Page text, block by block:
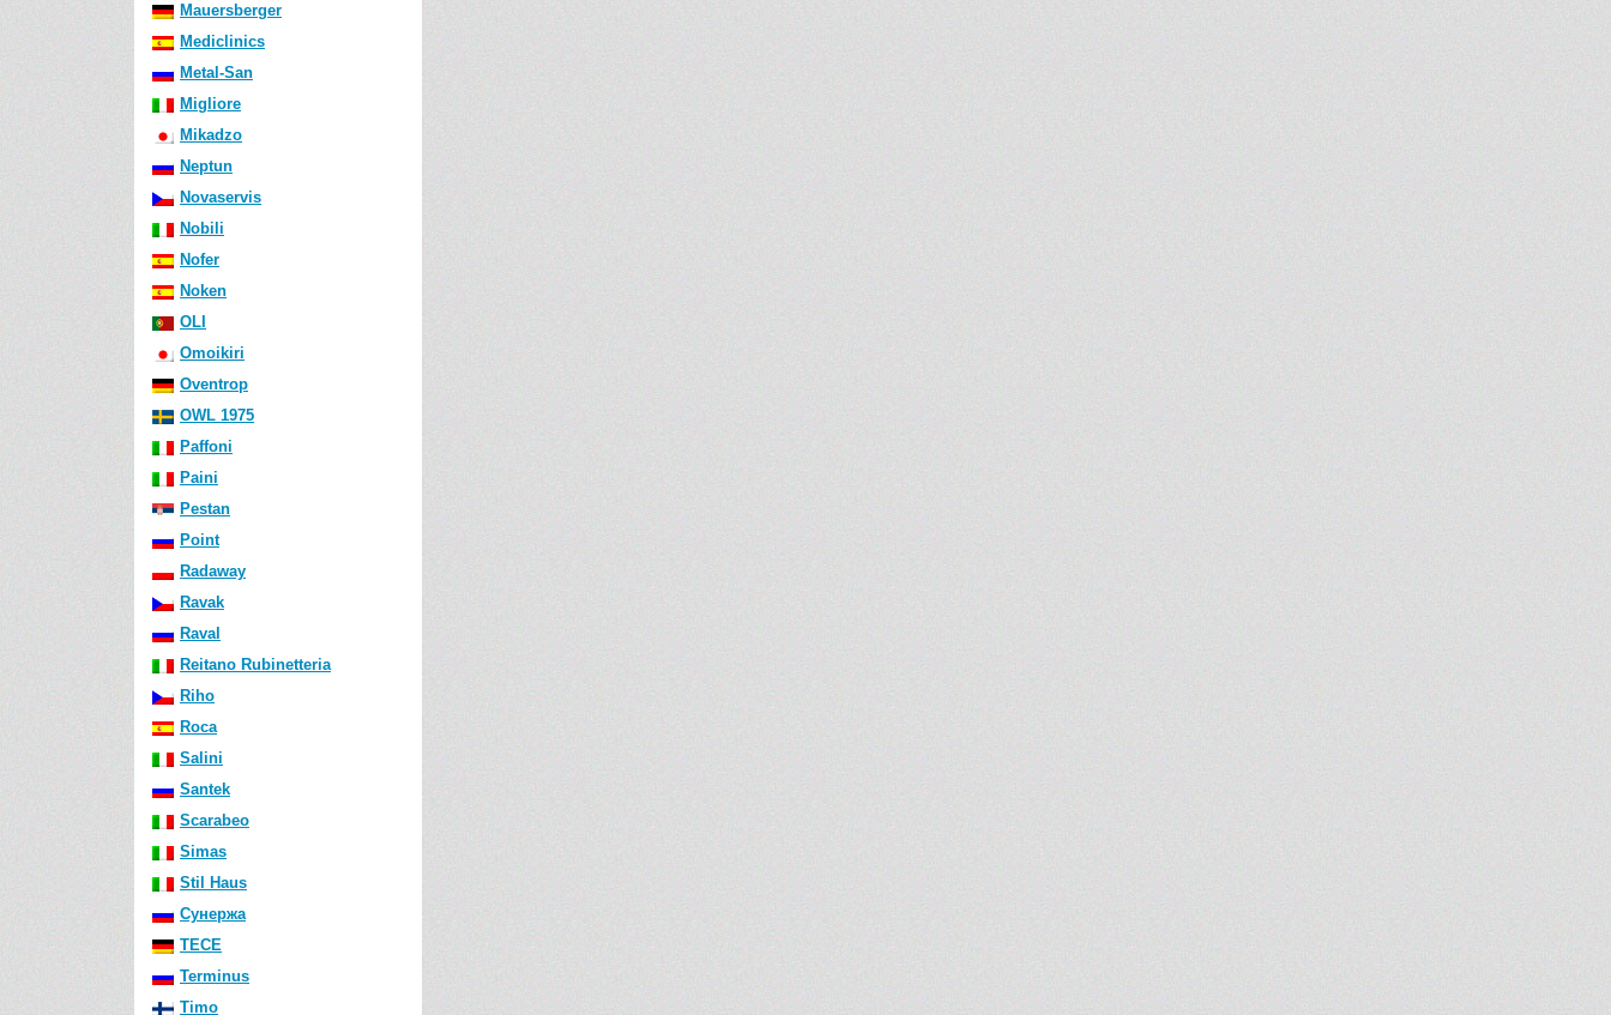
Mauersberger
Mediclinics
Metal-San
Migliore
Mikadzo
Neptun
Novaservis
Nobili
Nofer
Noken
OLI
Omoikiri
Oventrop
OWL 1975
Paffoni
Paini
Pestan
Point
Radaway
Ravak
Raval
Reitano Rubinetteria
Riho
Roca
Salini
Santek
Scarabeo
Simas
Stil Haus
Сунержа
TECE
Terminus
Timo